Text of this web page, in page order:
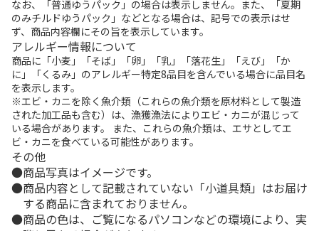
なお、「普通ゆうパック」の場合は表示しません。また、「夏期
のみチルドゆうパック」などとなる場合は、記号での表示はせ
ず、商品内容欄にその旨を表示しています。
アレルギー情報について
商品に「小麦」「そば」「卵」「乳」「落花生」「えび」「か
に」「くるみ」のアレルギー特定8品目を含んでいる場合に品目名
を表示します。
※エビ・カニを除く魚介類（これらの魚介類を原材料として製造
された加工品も含む）は、漁獲漁法によりエビ・カニが混じって
いる場合があります。 また、これらの魚介類は、エサとしてエ
ビ・カニを食べている可能性があります。
その他
商品写真はイメージです。
商品内容として記載されていない「小道具類」はお届け
する商品に含まれておりません。
商品の色は、ご覧になるパソコンなどの環境により、実